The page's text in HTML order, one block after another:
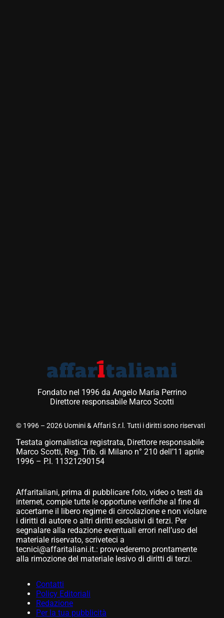
Fondato nel 1996 da Angelo Maria Perrino
Direttore responsabile Marco Scotti
© 1996 – 2026 Uomini & Affari S.r.l. Tutti i diritti sono riservati
Testata giornalistica registrata, Direttore responsabile
Marco Scotti, Reg. Trib. di Milano n° 210 dell’11 aprile
1996 – P.I. 11321290154
Affaritaliani, prima di pubblicare foto, video o testi da
internet, compie tutte le opportune verifiche al fine di
accertarne il libero regime di circolazione e non violare
i diritti di autore o altri diritti esclusivi di terzi. Per
segnalare alla redazione eventuali errori nell’uso del
materiale riservato, scriveteci a
tecnici@affaritaliani.it.: provvederemo prontamente
alla rimozione del materiale lesivo di diritti di terzi.
Contatti
Policy Editoriali
Redazione
Per la tua pubblicità